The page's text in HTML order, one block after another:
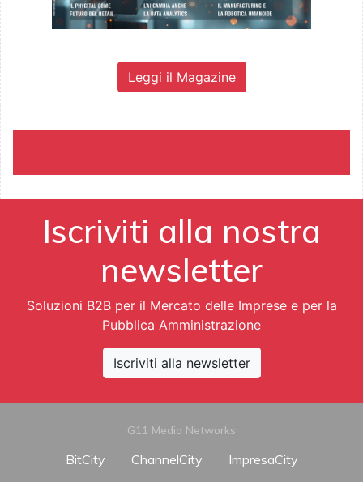
Leggi il Magazine
Iscriviti alla nostra
newsletter
Soluzioni B2B per il Mercato delle Imprese e per la
Pubblica Amministrazione
Iscriviti alla newsletter
G11 Media Networks
BitCity ChannelCity
ImpresaCity